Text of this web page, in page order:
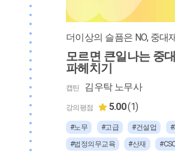
더이상의 슬픔은 NO, 중대
모르면 큰일나는 중
파헤치기
캡틴 김우탁 노무사
강의평점 5.00(1)
#노무 #고급 #건설업
#법정의무교육
#산재